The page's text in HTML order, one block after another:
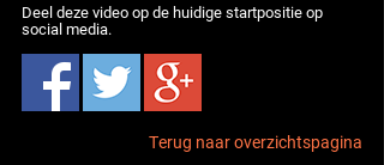
Deel deze video op de huidige startpositie op
social media.
Terug naar overzichtspagina